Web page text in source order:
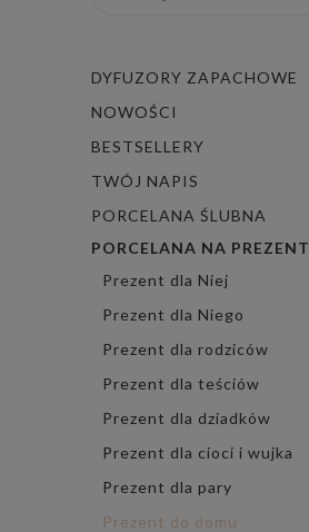
DYFUZORY ZAPACHOWE
NOWOŚCI
BESTSELLERY
TWÓJ NAPIS
PORCELANA ŚLUBNA
PORCELANA NA PREZENT
Prezent dla Niej
Prezent dla Niego
Prezent dla rodziców
Prezent dla teściów
Prezent dla dziadków
Prezent dla cioci i wujka
Prezent dla pary
Prezent do domu